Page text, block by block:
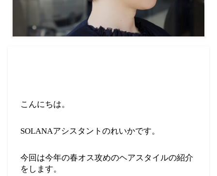
こんにちは。
SOLANAアシスタントのれいかです。
今回は今年の春オス攻めのヘアスタイルの紹介
をします。